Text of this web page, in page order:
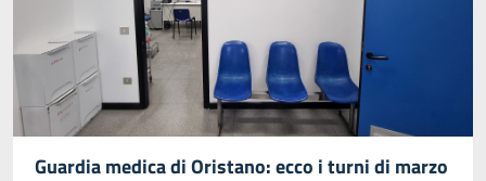
Guardia medica di Oristano: ecco i turni di marzo